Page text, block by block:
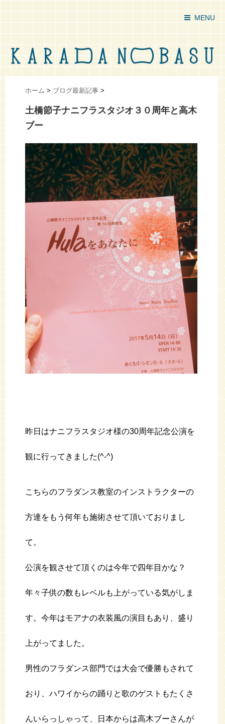
MENU
ホーム > ブログ最新記事 >
土橋節子ナニフラスタジオ３０周年と高木
ブー
昨日はナニフラスタジオ様の30周年記念公演を
観に行ってきました(^-^)
こちらのフラダンス教室のインストラクターの
方達をもう何年も施術させて頂いておりまし
て。
公演を観させて頂くのは今年で四年目かな？
年々子供の数もレベルも上がっている気がしま
す。今年はモアナの衣装風の演目もあり、盛り
上がってました。
男性のフラダンス部門では大会で優勝もされて
おり、ハワイからの踊りと歌のゲストもたくさ
んいらっしゃって、日本からは高木ブーさんが